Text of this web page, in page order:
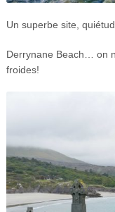
Un superbe site,
Derrynane Beach… on
froides!